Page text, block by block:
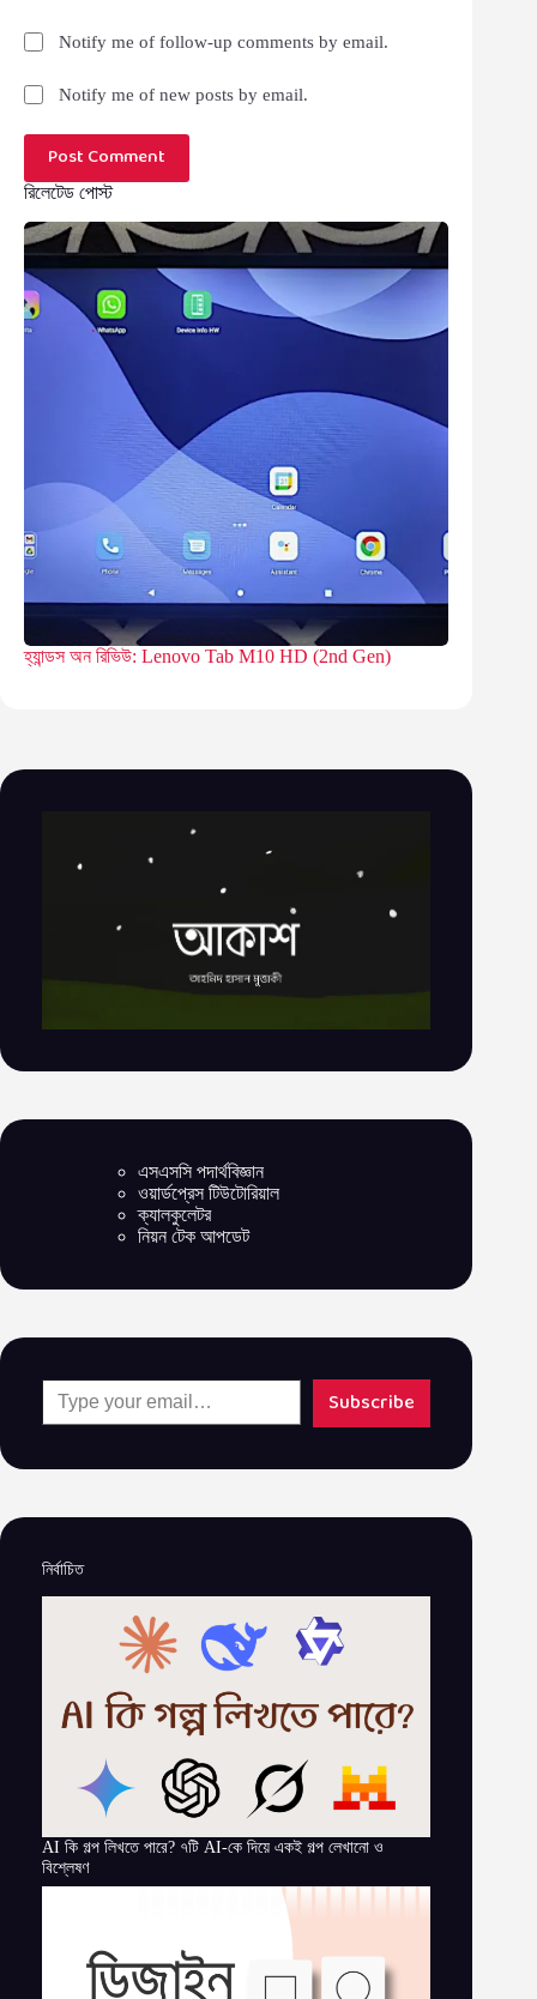
Notify me of follow-up comments by email.
Notify me of new posts by email.
Post Comment
রিলেটেড পোস্ট
হ্যান্ডস অন রিভিউ: Lenovo Tab M10 HD (2nd Gen)
এসএসসি পদার্থবিজ্ঞান
ওয়ার্ডপ্রেস টিউটোরিয়াল
ক্যালকুলেটর
নিয়ন টেক আপডেট
Type your email…
Subscribe
নির্বাচিত
AI কি গল্প লিখতে পারে? ৭টি AI-কে দিয়ে একই গল্প লেখানো ও
বিশ্লেষণ